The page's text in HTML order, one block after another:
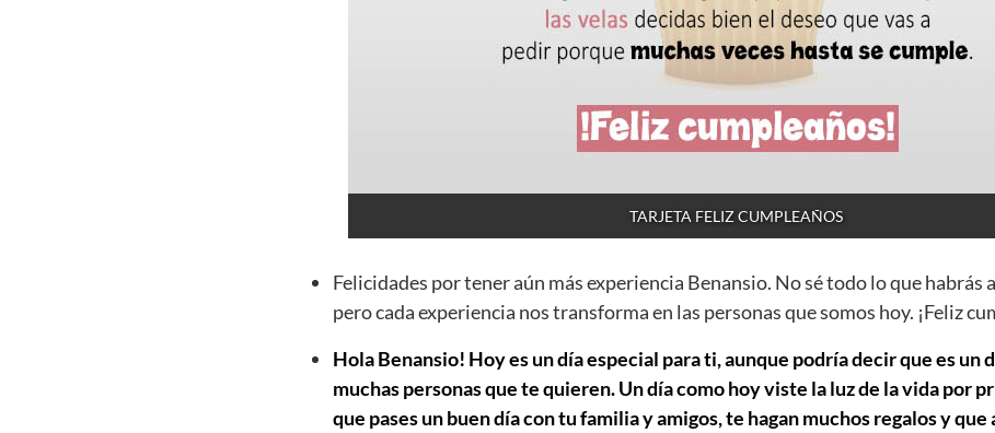
TARJETA FELIZ CUMPLEAÑOS
Felicidades por tener aún más experiencia Benansio. No sé todo lo que habrás
pero cada experiencia nos transforma en las personas que somos hoy. ¡Feliz
Hola Benansio! Hoy es un día especial para ti, aunque podría decir que es un
muchas personas que te quieren. Un día como hoy viste la luz de la vida por
que pases un buen día con tu familia y amigos, te hagan muchos regalos y que